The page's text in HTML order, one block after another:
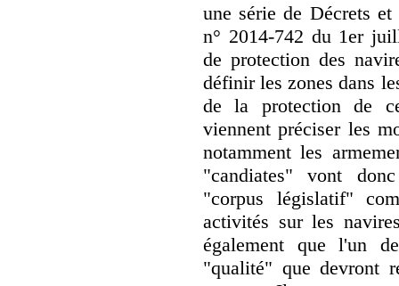
une série de Décrets
n° 2014-742 du 1er
de protection des
définir les zones dans
de la protection de
viennent préciser les
notamment les
"candiates" vont
"corpus législatif"
activités sur les
également que l'un
"qualité" que devront